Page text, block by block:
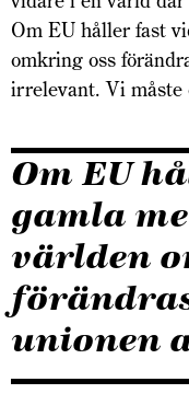
Om EU håller fast
omkring oss
irrelevant. Vi måste
Om EU
gamla
världen
unionen